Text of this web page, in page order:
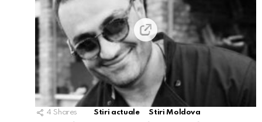
4 Shares Stiri actuale Stiri Moldova